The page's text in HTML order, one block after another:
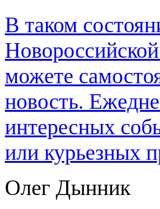
В таком
можете
новость.
интересных
или курьезных
Олег Дынник